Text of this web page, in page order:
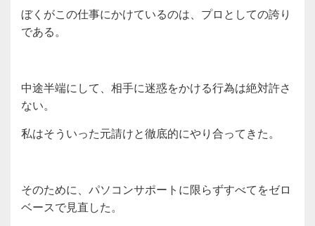
ぼくがこの仕事にかけているのは、プロとしての誇り
である。
中途半端にして、相手に迷惑をかける行為は絶対許さ
ない。
私はそういった元請けと徹底的にやり合ってきた。
そのために、パソコンサポートに限らずすべてをゼロ
ベースで見直した。